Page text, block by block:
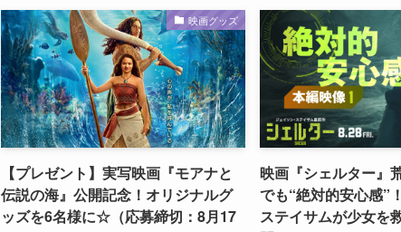
映画グッズ
【プレゼント】実写映画『モアナと
伝説の海』公開記念！オリジナルグ
ッズを6名様に☆（応募締切：8月17
映画『シェルター』
でも“絶対的安心感”
ステイサムが少女を